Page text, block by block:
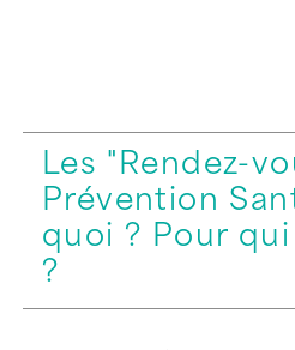
Les "Rendez-
Prévention
quoi ? Pour
?